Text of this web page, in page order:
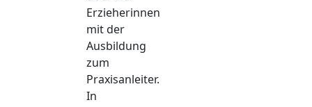
Erzieherinnen
mit der
Ausbildung
zum
Praxisanleiter.
In